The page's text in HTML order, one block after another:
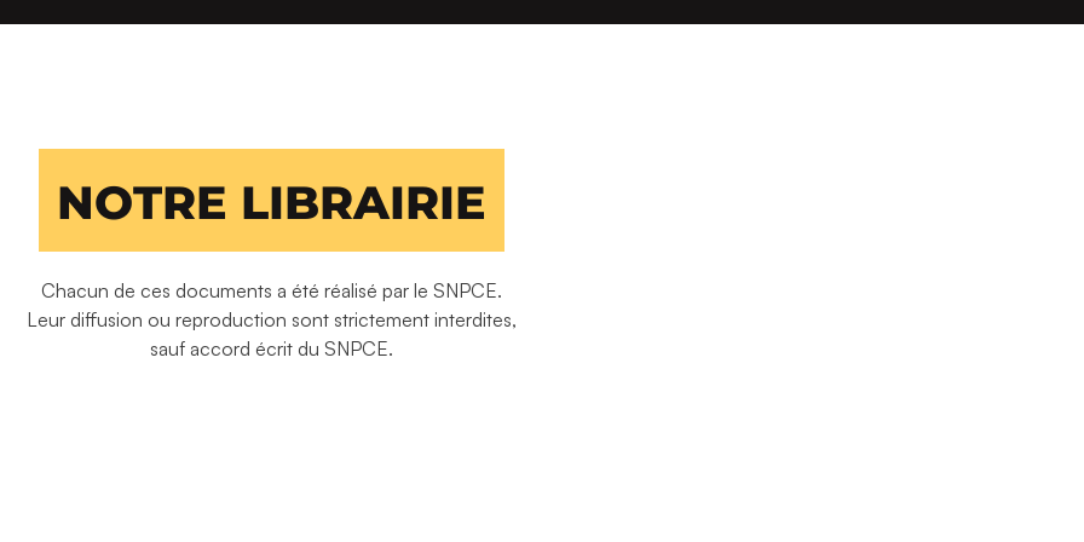
NOTRE LIBRAIRIE
Chacun de ces documents a été réalisé par le SNPCE.
Leur diffusion ou reproduction sont strictement interdites,
sauf accord écrit du SNPCE.